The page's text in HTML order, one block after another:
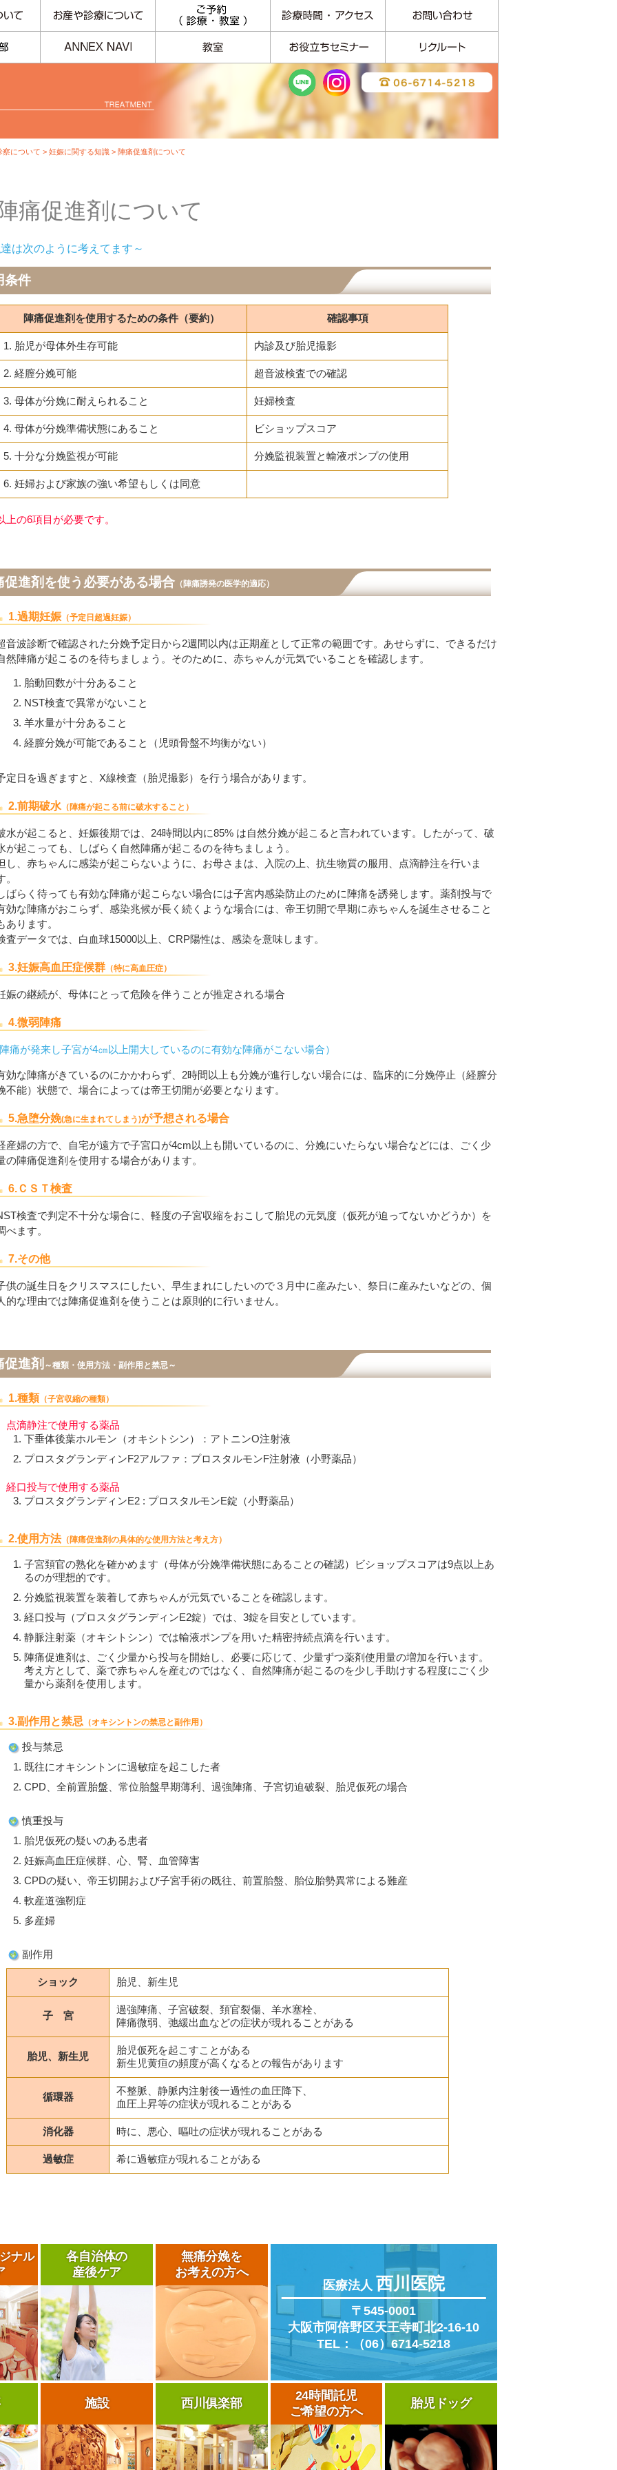
察について > 妊娠に関する知識 > 陣痛促進剤について
痛促進剤について
は次のように考えてます～
条件
陣痛促進剤を使用するための条件（要約） 確認事項
1. 胎児が母体外生存可能 内診及び胎児撮影
2. 経膣分娩可能 超音波検査での確認
3. 母体が分娩に耐えられること 妊婦検査
4. 母体が分娩準備状態にあること ビショップスコア
5. 十分な分娩監視が可能 分娩監視装置と輸液ポンプの使用
6. 妊婦および家族の強い希望もしくは同意
上の6項目が必要です。
促進剤を使う必要がある場合 （陣痛誘発の医学的適応）
1.過期妊娠（予定日超過妊娠）
音波診断で確認された分娩予定日から2週間以内は正期産として正常の範囲です。あせらずに、できるだけ
然陣痛が起こるのを待ちましょう。そのために、赤ちゃんが元気でいることを確認します。
胎動回数が十分あること
NST検査で異常がないこと
羊水量が十分あること
経膣分娩が可能であること（児頭骨盤不均衡がない）
定日を過ぎますと、X線検査（胎児撮影）を行う場合があります。
2.前期破水（陣痛が起こる前に破水すること）
水が起こると、妊娠後期では、24時間以内に85% は自然分娩が起こると言われています。したがって、破
が起こっても、しばらく自然陣痛が起こるのを待ちましょう。
し、赤ちゃんに感染が起こらないように、お母さまは、入院の上、抗生物質の服用、点滴静注を行いま
。
ばらく待っても有効な陣痛が起こらない場合には子宮内感染防止のために陣痛を誘発します。薬剤投与で
効な陣痛がおこらず、感染兆候が長く続くような場合には、帝王切開で早期に赤ちゃんを誕生させること
あります。
査データでは、白血球15000以上、CRP陽性は、感染を意味します。
3.妊娠高血圧症候群 （特に高血圧症）
娠の継続が、母体にとって危険を伴うことが推定される場合
4.微弱陣痛
痛が発来し子宮が4㎝以上開大しているのに有効な陣痛がこない場合）
効な陣痛がきているのにかかわらず、2時間以上も分娩が進行しない場合には、臨床的に分娩停止（経膣分
不能）状態で、場合によっては帝王切開が必要となります。
5.急堕分娩(急に生まれてしまう)が予想される場合
産婦の方で、自宅が遠方で子宮口が4cm以上も開いているのに、分娩にいたらない場合などには、ごく少
の陣痛促進剤を使用する場合があります。
6.ＣＳＴ検査
検査で判定不十分な場合に、軽度の子宮収縮をおこして胎児の元気度（仮死が迫ってないかどうか）を
べます。
7.その他
供の誕生日をクリスマスにしたい、早生まれにしたいので３月中に産みたい、祭日に産みたいなどの、個
的な理由では陣痛促進剤を使うことは原則的に行いません。
促進剤 ～種類・使用方法・副作用と禁忌～
1.種類 （子宮収縮の種類）
点滴静注で使用する薬品
下垂体後葉ホルモン（オキシトシン）：アトニンO注射液
プロスタグランディンF2アルファ：プロスタルモンF注射液（小野薬品）
経口投与で使用する薬品
プロスタグランディンE2 : プロスタルモンE錠（小野薬品）
2.使用方法（陣痛促進剤の具体的な使用方法と考え方）
子宮頚官の熟化を確かめます（母体が分娩準備状態にあることの確認）ビショップスコアは9点以上あ
るのが理想的です。
分娩監視装置を装着して赤ちゃんが元気でいることを確認します。
経口投与（プロスタグランディンE2錠）では、3錠を目安としています。
静脈注射薬（オキシトシン）では輸液ポンプを用いた精密持続点滴を行います。
陣痛促進剤は、ごく少量から投与を開始し、必要に応じて、少量ずつ薬剤使用量の増加を行います。
考え方として、薬で赤ちゃんを産むのではなく、自然陣痛が起こるのを少し手助けする程度にごく少
量から薬剤を使用します。
3.副作用と禁忌 （オキシントンの禁忌と副作用）
投与禁忌
既往にオキシントンに過敏症を起こした者
CPD、全前置胎盤、常位胎盤早期薄利、過強陣痛、子宮切迫破裂、胎児仮死の場合
慎重投与
胎児仮死の疑いのある患者
妊娠高血圧症候群、心、腎、血管障害
CPDの疑い、帝王切開および子宮手術の既往、前置胎盤、胎位胎勢異常による難産
軟産道強靭症
多産婦
副作用
ショック 胎児、新生児
子 宮
過強陣痛、子宮破裂、頚官裂傷、羊水塞栓、
陣痛微弱、弛緩出血などの症状が現れることがある
胎児、新生児
胎児仮死を起こすことがある
新生児黄疸の頻度が高くなるとの報告があります
循環器
不整脈、静脈内注射後一過性の血圧降下、
血圧上昇等の症状が現れることがある
消化器 時に、悪心、嘔吐の症状が現れることがある
過敏症 希に過敏症が現れることがある
ナル
各自治体の
産後ケア
無痛分娩を
お考えの方へ
医療法人 西川医院
〒545-0001
大阪市阿倍野区天王寺町北2-16-10
TEL：（06）6714-5218
施設 西川俱楽部
24時間託児
ご希望の方へ
胎児ドッグ